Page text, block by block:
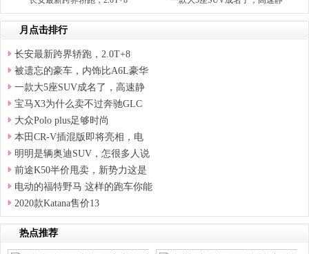
月点击排行
长安最新跨界轿跑，2.0T+8
被遗忘的豪车，内饰比A6L豪华
一款大5座SUV成名了，高速静
宝马X3为什么卖不过奔驰GLC
大众Polo plus足够时尚
本田CR-V插混版即将亮相，电
明明是辆奥迪SUV，怎很多人说
前途K50半价甩卖，新势力这是
电动的福特野马 这样的跑车你能
2020款Katana售价13
热点推荐